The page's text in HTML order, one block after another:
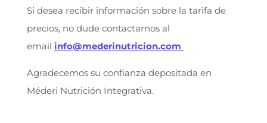
Si desea recibir información sobre la tarifa de
precios, no dude contactarnos al
email info@mederinutricion.com
Agradecemos su confianza depositada en
Méderi Nutrición Integrativa.